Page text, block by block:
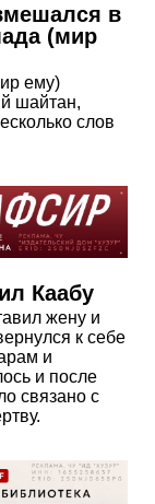
в
(мир
ему)
шайтан,
слов
Каабу
жену и
к себе
и
и после
связано с